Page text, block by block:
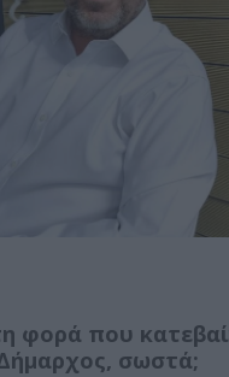
φορά που
σωστά;